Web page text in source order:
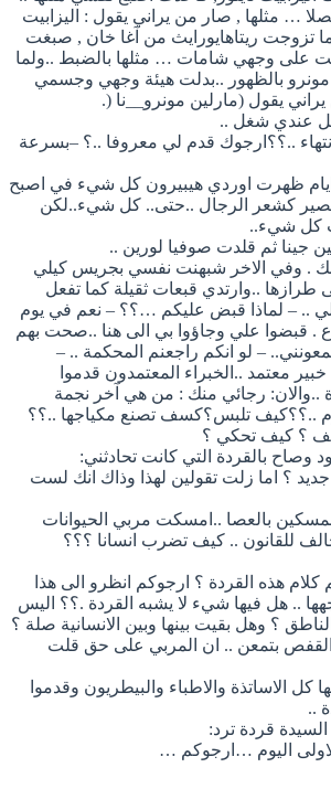
… مثلها , صار من يراني يقول : اليزابيت
تزوجت ريتاهايورايث من آغا خان , صبغت
على وجهي شامات … مثلها بالضبط ..ولما
بالظهور ..بدلت هيئة وجهي وجسمي
يقول (مارلين مونرو__نا (.
عندي شغل ..
..؟؟ارجوك قدم لي معروفا ..؟ –بسرعة
ايام ظهرت اوردي هيبيرون كل شيء في اصبح
كشعر الرجال ..حتى.. كل شيء..لكن
كل شيء..
جينا ثم قلدت صوفيا لورين ..
. وفي الاخر شبهنت نفسي بجريس كيلي
..وارتدي قبعات ثقيلة كما تفعل
.. – لماذا قبض عليكم …؟؟ – نعم في يوم
. قبضوا علي وجاؤوا بي الى هنا ..صحت بهم
– لو انكم راجعنم المحكمة .. –
معتمد ..الخبراء المعتمدون قدموا
..والان: رجائي منك : من هي آخر نجمة
..؟؟كيف تلبس؟كسف تصنع مكياجها ..؟؟
؟ كيف تحكي ؟
وصاح بالقردة التي كانت تحادثني:
؟ اما زلت تقولين لهذا وذاك انك لست
بالعصا ..امسكت مربي الحيوانات
للقانون .. كيف تضرب انسانا ؟؟؟
هذه القردة ؟ ارجوكم انظرو الى هذا
.. هل فيها شيء لا يشبه القردة .؟؟ اليس
؟ وهل بقيت بينها وبين الانسانية صلة ؟
بتمعن .. ان المربي على حق قلت
كل الاساتذة والاطباء والبيطريون وقدموا
..
السيدة قردة ترد:
اليوم …ارجوكم …